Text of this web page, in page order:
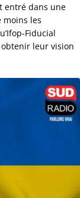
entré dans une
moins les
Fiducial
leur vision